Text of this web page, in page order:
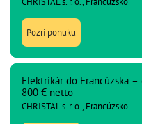
Pozri ponuku
Elektrikár do Francúzska
800 € netto
CHRISTAL s. r. o., Francúzsko